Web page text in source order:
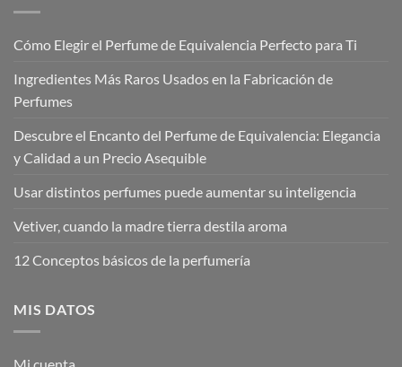
Cómo Elegir el Perfume de Equivalencia Perfecto para Ti
Ingredientes Más Raros Usados en la Fabricación de
Perfumes
Descubre el Encanto del Perfume de Equivalencia: Elegancia
y Calidad a un Precio Asequible
Usar distintos perfumes puede aumentar su inteligencia
Vetiver, cuando la madre tierra destila aroma
12 Conceptos básicos de la perfumería
MIS DATOS